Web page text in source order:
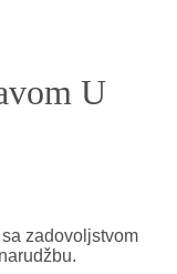
U
zadovoljstvom